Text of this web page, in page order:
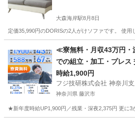
大森海岸駅8月8日
定価35,990円のDORISの2人がけソファです。 使
大森海岸駅 ソファ
≪寮無料・月収43万円
での組立・加工・プレス
時給1,900円
フジ技研株式会社 神奈川
神奈川県 藤沢市
★新年度時給UP1,900円／残業・深夜2,375円 更に